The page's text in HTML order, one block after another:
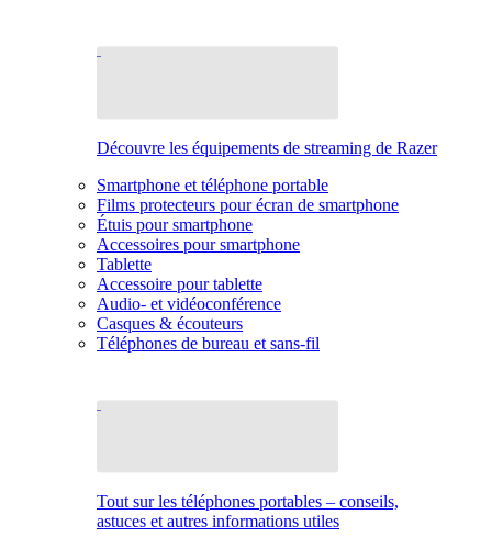
Découvre les équipements de streaming de Razer
Smartphone et téléphone portable
Films protecteurs pour écran de smartphone
Étuis pour smartphone
Accessoires pour smartphone
Tablette
Accessoire pour tablette
Audio- et vidéoconférence
Casques & écouteurs
Téléphones de bureau et sans-fil
Tout sur les téléphones portables – conseils,
astuces et autres informations utiles